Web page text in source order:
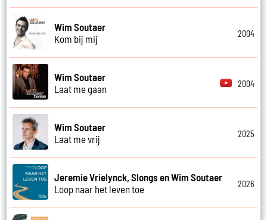
Wim Soutaer
Kom bij mij
2004
Wim Soutaer
Laat me gaan
2004
Wim Soutaer
Laat me vrij
2025
Jeremie Vrielynck, Slongs en Wim Soutaer
Loop naar het leven toe
2026